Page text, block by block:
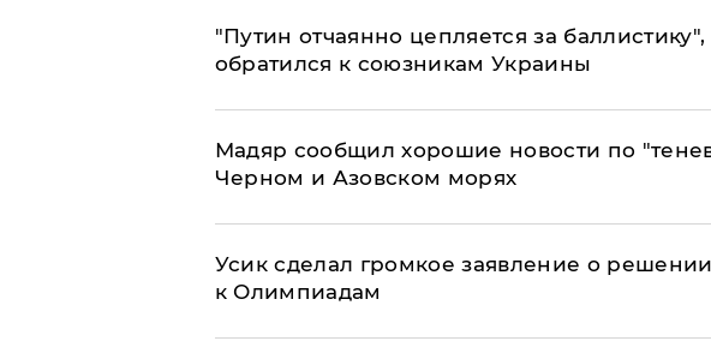
"Путин отчаянно цепляется за
обратился к союзникам Украины
Мадяр сообщил хорошие новости по
Черном и Азовском морях
Усик сделал громкое заявление о
к Олимпиадам